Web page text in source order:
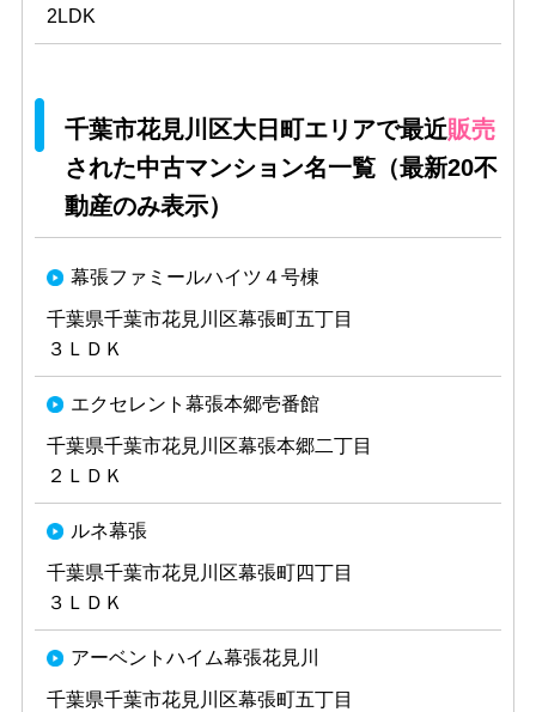
2LDK
千葉市花見川区大日町エリアで最近販売
された中古マンション名一覧（最新20不
動産のみ表示）
幕張ファミールハイツ４号棟
千葉県千葉市花見川区幕張町五丁目
３ＬＤＫ
エクセレント幕張本郷壱番館
千葉県千葉市花見川区幕張本郷二丁目
２ＬＤＫ
ルネ幕張
千葉県千葉市花見川区幕張町四丁目
３ＬＤＫ
アーベントハイム幕張花見川
千葉県千葉市花見川区幕張町五丁目